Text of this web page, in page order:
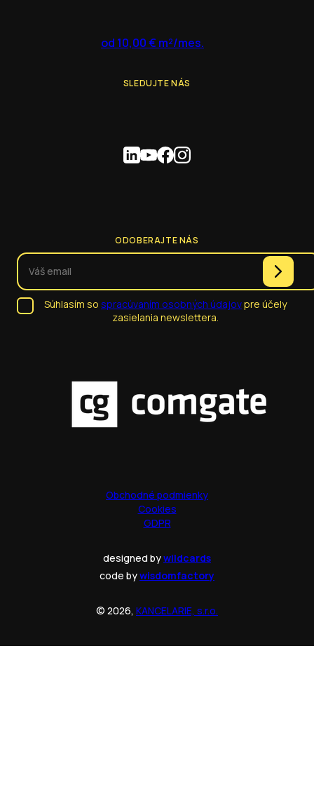
od 10,00 € m²/mes.
SLEDUJTE NÁS
ODOBERAJTE NÁS
Súhlasím so spracúvaním osobných údajovpre účely
zasielania newslettera.
Obchodné podmienky
Cookies
GDPR
designed bywildcards
code bywisdomfactory
© 2026, KANCELARIE, s.r.o.